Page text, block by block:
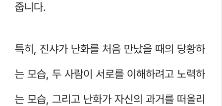
줍니다.
특히, 진샤가 난화를 처음 만났을 때의 당황하
는 모습, 두 사람이 서로를 이해하려고 노력하
는 모습, 그리고 난화가 자신의 과거를 떠올리